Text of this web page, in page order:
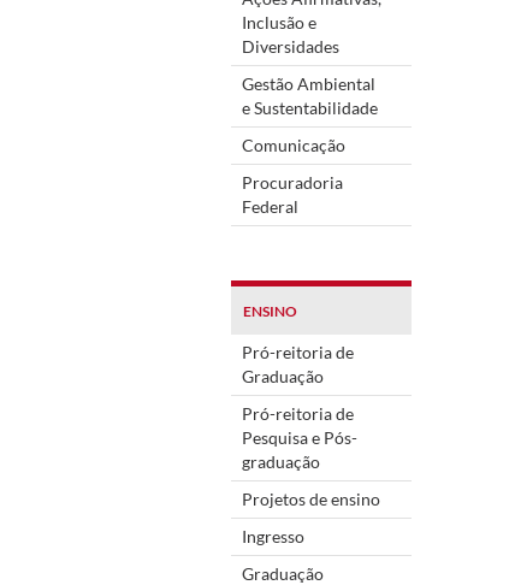
Inclusão e
Diversidades
Gestão Ambiental
e Sustentabilidade
Comunicação
Procuradoria
Federal
ENSINO
Pró-reitoria de
Graduação
Pró-reitoria de
Pesquisa e Pós-
graduação
Projetos de ensino
Ingresso
Graduação